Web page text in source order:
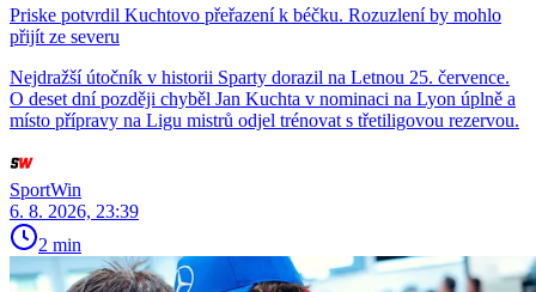
Priske potvrdil Kuchtovo přeřazení k béčku. Rozuzlení by mohlo
přijít ze severu
Nejdražší útočník v historii Sparty dorazil na Letnou 25. července.
O deset dní později chyběl Jan Kuchta v nominaci na Lyon úplně a
místo přípravy na Ligu mistrů odjel trénovat s třetiligovou rezervou.
SportWin
6. 8. 2026, 23:39
2 min